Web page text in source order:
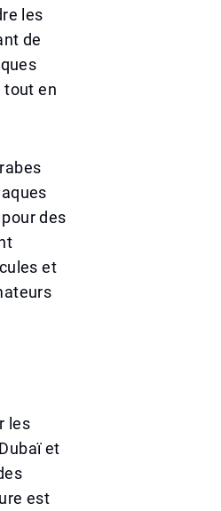
les
de
tout en
des
et
les
et
est